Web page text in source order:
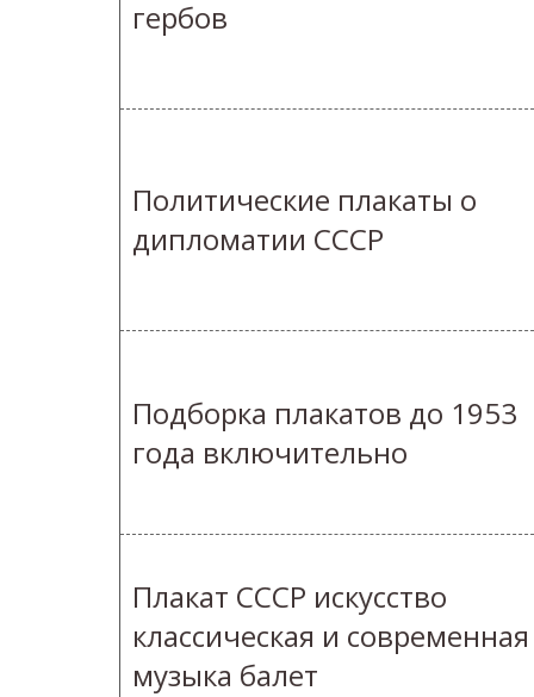
гербов
Политические плакаты о
дипломатии СССР
Подборка плакатов до 1953
года включительно
Плакат СССР искусство
классическая и современная
музыка балет